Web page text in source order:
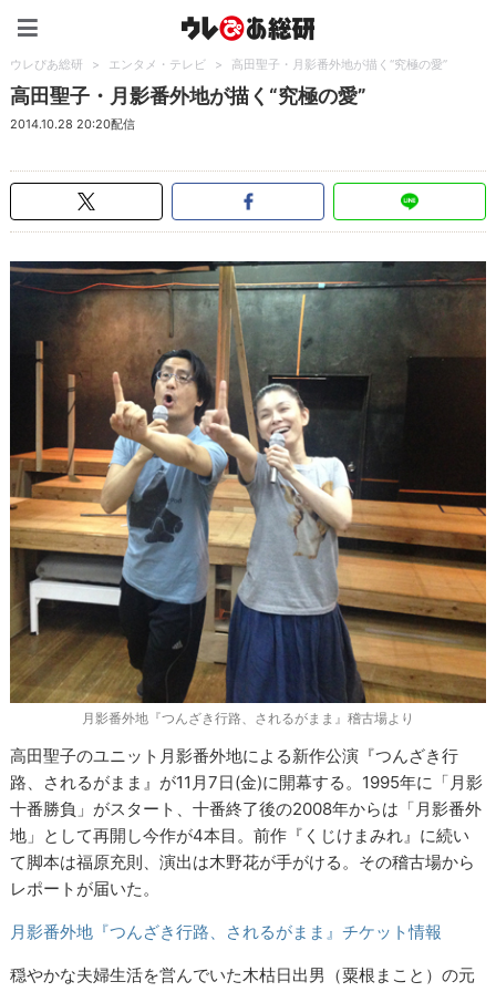
ウレぴあ総研 > エンタメ・テレビ > 高田聖子・月影番外地が描く“究極の愛”
高田聖子・月影番外地が描く“究極の愛”
2014.10.28 20:20配信
月影番外地『つんざき行路、されるがまま』稽古場より
高田聖子のユニット月影番外地による新作公演『つんざき行
路、されるがまま』が11月7日(金)に開幕する。1995年に「月影
十番勝負」がスタート、十番終了後の2008年からは「月影番外
地」として再開し今作が4本目。前作『くじけまみれ』に続い
て脚本は福原充則、演出は木野花が手がける。その稽古場から
レポートが届いた。
月影番外地『つんざき行路、されるがまま』チケット情報
穏やかな夫婦生活を営んでいた木枯日出男（粟根まこと）の元